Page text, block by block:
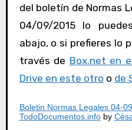
del boletín de Normas
04/09/2015 lo
abajo, o si prefieres lo
través de Box.net en
Drive en este otro o de
Boletin Normas Legales 04-
TodoDocumentos.infoby